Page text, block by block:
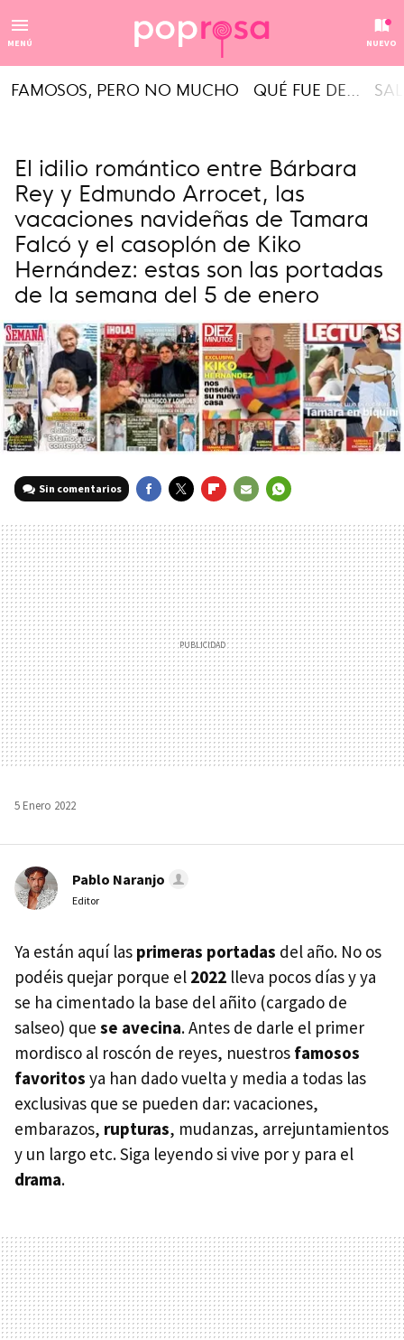
MENÚ NUEVO
FAMOSOS, PERO NO MUCHO QUÉ FUE DE...
El idilio romántico entre Bárbara
Rey y Edmundo Arrocet, las
vacaciones navideñas de Tamara
Falcó y el casoplón de Kiko
Hernández: estas son las portadas
de la semana del 5 de enero
Sin comentarios
MAIL
5 Enero 2022
Pablo Naranjo
Editor
Ya están aquí las primeras portadas del año. No os
podéis quejar porque el 2022 lleva pocos días y ya
se ha cimentado la base del añito (cargado de
salseo) que se avecina. Antes de darle el primer
mordisco al roscón de reyes, nuestros famosos
favoritos ya han dado vuelta y media a todas las
exclusivas que se pueden dar: vacaciones,
embarazos, rupturas, mudanzas, arrejuntamientos
y un largo etc. Siga leyendo si vive por y para el
drama.